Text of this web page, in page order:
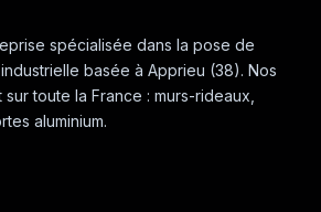
spécialisée dans la pose de
basée à Apprieu (38). Nos
toute la France : murs-rideaux,
aluminium.